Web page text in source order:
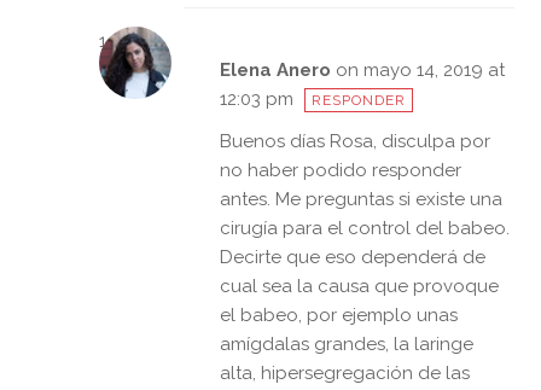
Elena Anero on mayo 14, 2019 at
12:03 pm
RESPONDER
Buenos días Rosa, disculpa por
no haber podido responder
antes. Me preguntas si existe una
cirugía para el control del babeo.
Decirte que eso dependerá de
cual sea la causa que provoque
el babeo, por ejemplo unas
amígdalas grandes, la laringe
alta, hipersegregación de las